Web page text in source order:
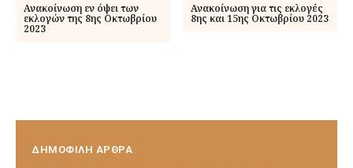
Ανακοίνωση εν όψει των
εκλογών της 8ης Οκτωβρίου
2023
Ανακοίνωση για τις εκλογές
8ης και 15ης Οκτωβρίου 2023
ΔΗΜΟΦΙΛΗ ΑΡΘΡΑ